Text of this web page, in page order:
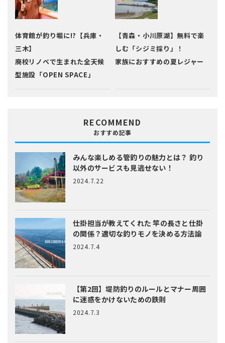
体育館が釣り堀に!?【兵庫・
三木】
廃校リノベで生まれた全天候
型施設「OPEN SPACE」
【青森・小川原湖】無料で楽
しむ「シジミ採り」！
家族におすすめの夏レジャー
RECOMMEND
おすすめ記事
みんな楽しめる管釣りの魅力とは？ 釣り
以外のサービスも見逃せない！
2024.7.22
仕掛担当が教えてくれた竿の長さと仕掛
の関係？適切な釣りモノを決める方法論
2024.7.4
【第2回】堤防釣りのルールとマナー周囲
に迷惑をかけないための鉄則
2024.7.3